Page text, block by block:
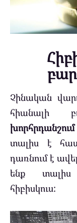
Չինական
հիանալի
տալիս է
դառնում է
ենք տալիս
հիբիսկուս: